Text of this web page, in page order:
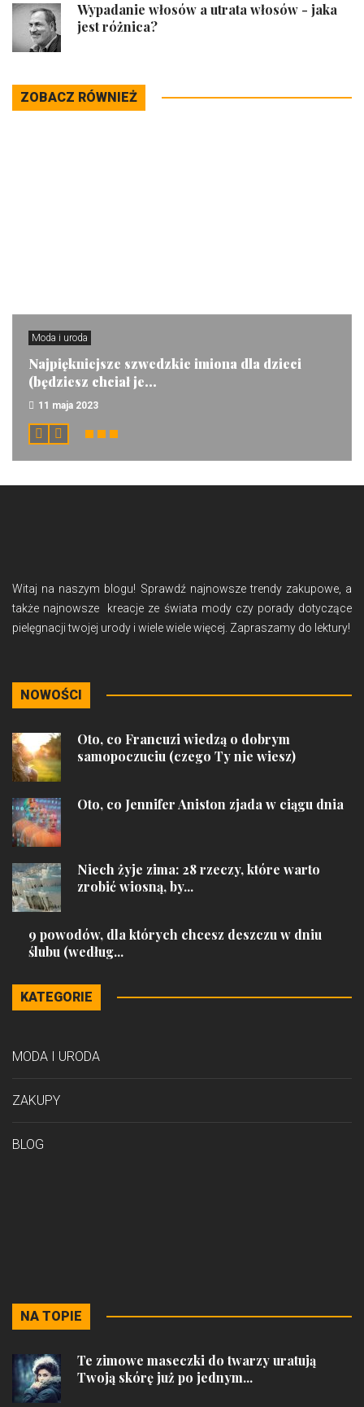
Wypadanie włosów a utrata włosów - jaka
jest różnica?
ZOBACZ RÓWNIEŻ
Moda i uroda
Najpiękniejsze szwedzkie imiona dla dzieci
(będziesz chciał je...
11 maja 2023
Witaj na naszym blogu! Sprawdź najnowsze trendy zakupowe, a
także najnowsze kreacje ze świata mody czy porady dotyczące
pielęgnacji twojej urody i wiele wiele więcej. Zapraszamy do lektury!
NOWOŚCI
Oto, co Francuzi wiedzą o dobrym
samopoczuciu (czego Ty nie wiesz)
Oto, co Jennifer Aniston zjada w ciągu dnia
Niech żyje zima: 28 rzeczy, które warto
zrobić wiosną, by...
9 powodów, dla których chcesz deszczu w dniu
ślubu (według...
KATEGORIE
MODA I URODA
ZAKUPY
BLOG
NA TOPIE
Te zimowe maseczki do twarzy uratują
Twoją skórę już po jednym...